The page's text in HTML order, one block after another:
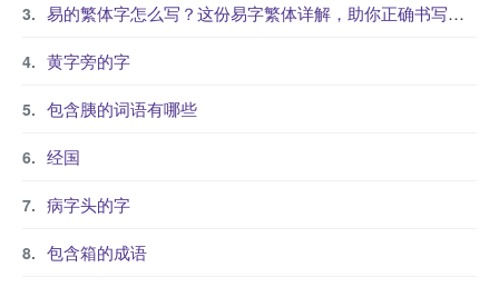
易的繁体字怎么写？这份易字繁体详解，助你正确书写汉字_汉字繁体学习
黄字旁的字
包含胰的词语有哪些
经国
病字头的字
包含箱的成语